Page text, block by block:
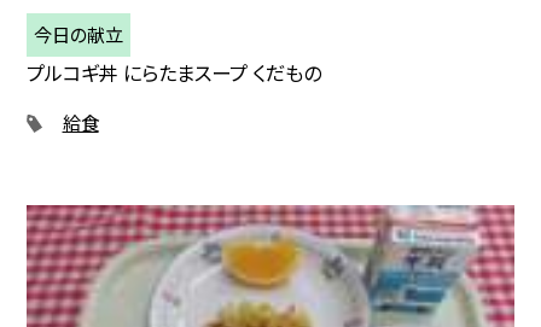
今日の献立
プルコギ丼 にらたまスープ くだもの
給食